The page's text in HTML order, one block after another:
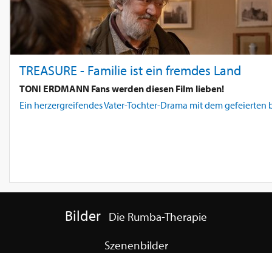
TREASURE - Familie ist ein fremdes Land
TONI ERDMANN Fans werden diesen Film lieben!
Ein herzergreifendes Vater-Tochter-Drama mit dem gefeierten
Bilder Die Rumba-Therapie
Szenenbilder